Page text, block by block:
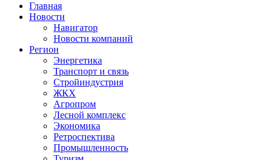
Главная
Новости
Навигатор
Новости компаний
Регион
Энергетика
Транспорт и связь
Стройиндустрия
ЖКХ
Агропром
Лесной комплекс
Экономика
Ретроспектива
Промышленность